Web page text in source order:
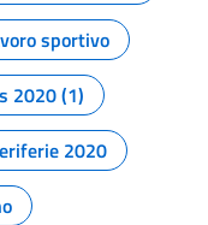
sportivo
2020 (1)
2020